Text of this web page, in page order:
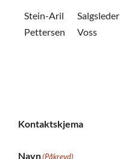
Stein-Aril
Pettersen
Salgsleder
Voss
Kontaktskjema
Navn(Påkrevd)